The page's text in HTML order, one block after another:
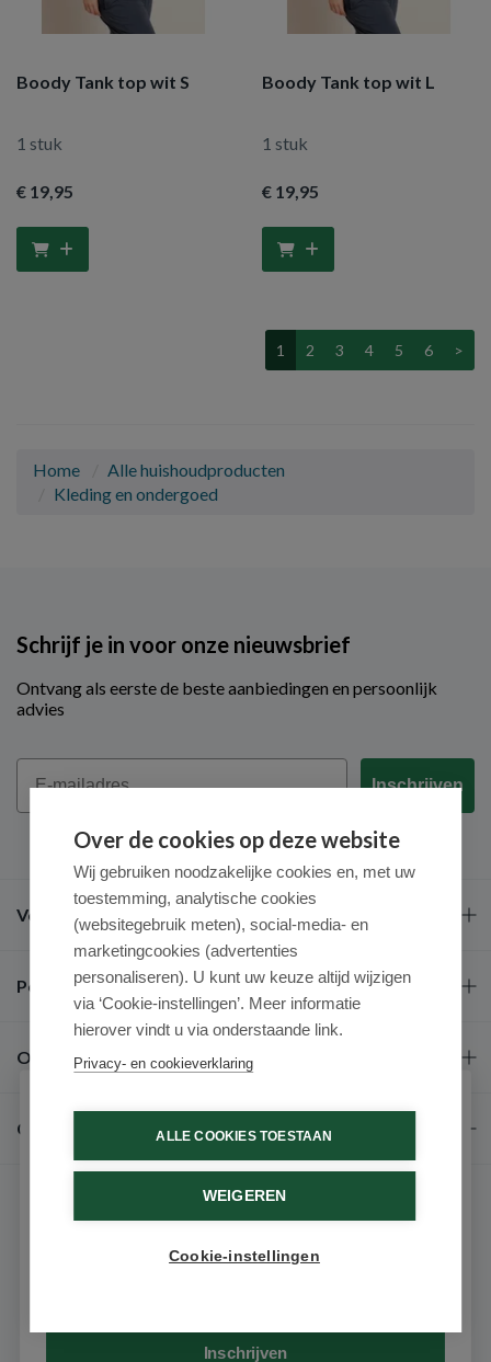
Boody Tank top wit S
1 stuk
€ 19,95
Boody Tank top wit L
1 stuk
€ 19,95
1 2 3 4 5 6 >
Home
Alle huishoudproducten
Kleding en ondergoed
Schrijf je in voor onze nieuwsbrief
Ontvang als eerste de beste aanbiedingen en persoonlijk
advies
Email
Inschrijven
Veel gestelde vragen
Populaire merken
Over ons
Contact
Over de cookies op deze website
Wij gebruiken noodzakelijke cookies en, met uw
toestemming, analytische cookies
(websitegebruik meten), social-media- en
marketingcookies (advertenties
personaliseren). U kunt uw keuze altijd wijzigen
via ‘Cookie-instellingen’. Meer informatie
hierover vindt u via onderstaande link.
Privacy- en cookieverklaring
ALLE COOKIES TOESTAAN
WEIGEREN
Cookie-instellingen
Schrijf je in voor onze nieuwsbrief
Ontvang als eerste de beste aanbiedingen en persoonlijk
advies
Inschrijven